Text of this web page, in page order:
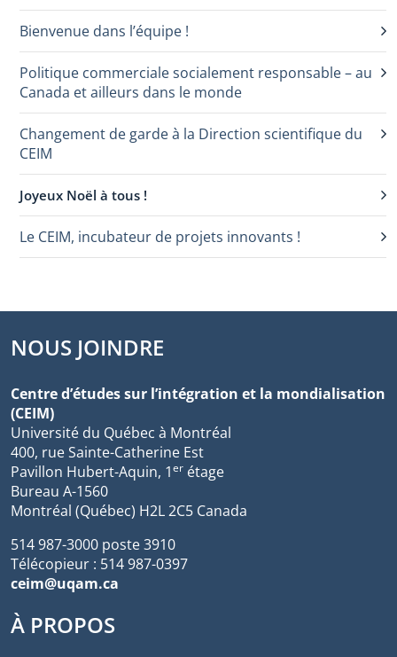
Bienvenue dans l’équipe !
Politique commerciale socialement responsable – au
Canada et ailleurs dans le monde
Changement de garde à la Direction scientifique du
CEIM
Joyeux Noël à tous !
Le CEIM, incubateur de projets innovants !
NOUS JOINDRE
Centre d’études sur l’intégration et la mondialisation
(CEIM)
Université du Québec à Montréal
400, rue Sainte-Catherine Est
Pavillon Hubert-Aquin, 1er étage
Bureau A-1560
Montréal (Québec) H2L 2C5 Canada
514 987-3000 poste 3910
Télécopieur : 514 987-0397
ceim@uqam.ca
À PROPOS